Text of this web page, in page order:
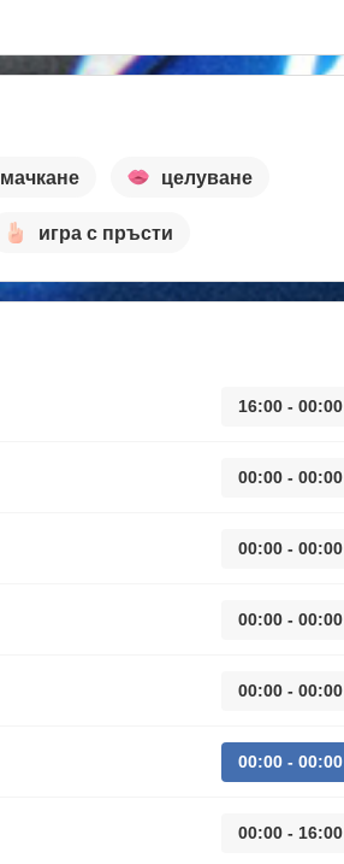
мачкане целуване
игра с пръсти
16:00 - 00:00
00:00 - 00:00
00:00 - 00:00
00:00 - 00:00
00:00 - 00:00
00:00 - 00:00
00:00 - 16:00